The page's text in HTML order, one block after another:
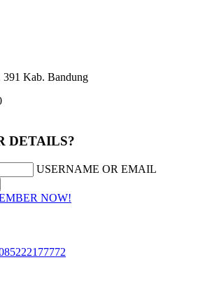
Kab. Bandung
DETAILS?
USERNAME OR EMAIL
NOW!